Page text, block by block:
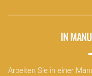
IN
Arbeiten Sie in einer